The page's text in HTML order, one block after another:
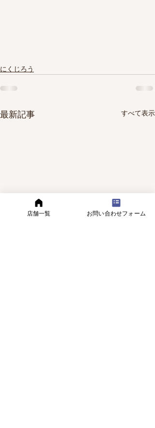
にくじろう
最新記事 すべて表示
店舗一覧 お問い合わせフォーム